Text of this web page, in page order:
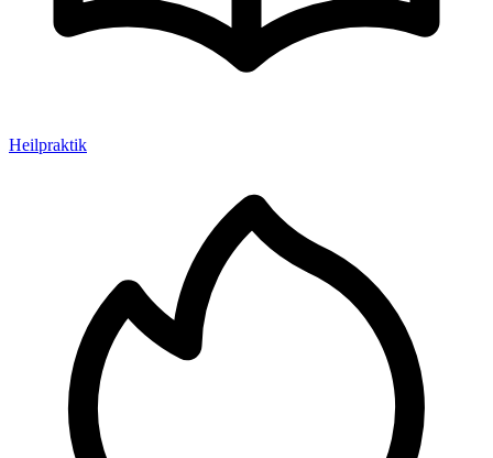
Heilpraktik